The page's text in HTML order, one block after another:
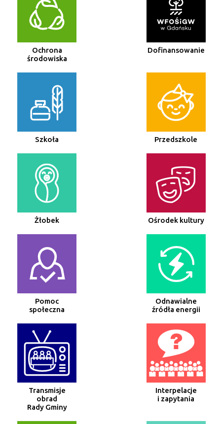
Ochrona
środowiska
Dofinansowanie
Szkoła Przedszkole
Żłobek Ośrodek kultury
Pomoc
społeczna
Odnawialne
źródła energii
Transmisje
obrad
Rady Gminy
Interpelacje
i zapytania